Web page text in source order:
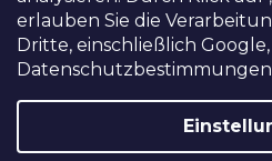
erlauben Sie die
Dritte, einschließlich
Copyright 2026FILM-TECHNIKA
Cookie-